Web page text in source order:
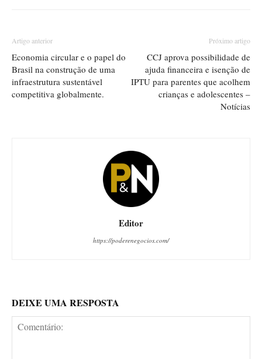
Artigo anterior
Economia circular e o papel do
Brasil na construção de uma
infraestrutura sustentável
competitiva globalmente.
Próximo artigo
CCJ aprova possibilidade de
ajuda financeira e isenção de
IPTU para parentes que acolhem
crianças e adolescentes –
Notícias
Editor
https://poderenegocios.com/
DEIXE UMA RESPOSTA